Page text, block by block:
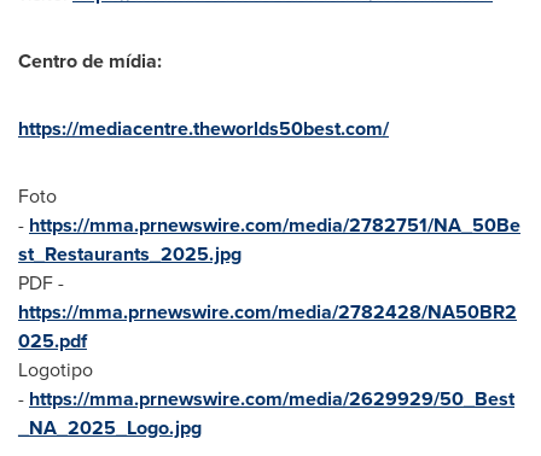
Centro de mídia:
https://mediacentre.theworlds50best.com/
Foto
- https://mma.prnewswire.com/media/2782751/NA_50Be
st_Restaurants_2025.jpg
PDF -
https://mma.prnewswire.com/media/2782428/NA50BR2
025.pdf
Logotipo
- https://mma.prnewswire.com/media/2629929/50_Best
_NA_2025_Logo.jpg